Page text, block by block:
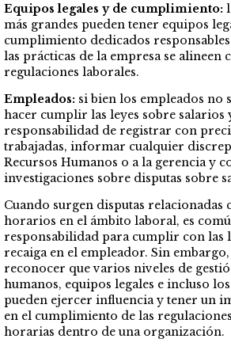
Equipos legales y de cumplimiento:
más grandes pueden tener equipos
cumplimiento dedicados
las prácticas de la empresa se alineen
regulaciones laborales.
Empleados: si bien los empleados no
hacer cumplir las leyes sobre salarios
responsabilidad de registrar con
trabajadas, informar cualquier
Recursos Humanos o a la gerencia y
investigaciones sobre disputas sobre
Cuando surgen disputas relacionadas
horarios en el ámbito laboral, es
responsabilidad para cumplir con las
recaiga en el empleador. Sin
reconocer que varios niveles de
humanos, equipos legales e incluso
pueden ejercer influencia y tener un
en el cumplimiento de las
horarias dentro de una organización.